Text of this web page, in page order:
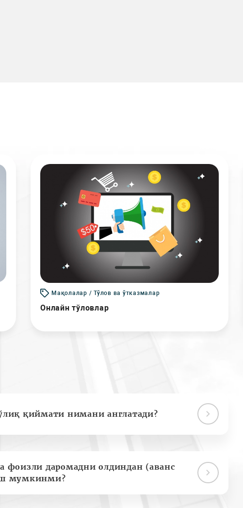
Мақолалар / Тўлов ва ўтказмалар
Онлайн тўловлар
қиймати нимани англатади?
фоизли даромадни олдиндан (аванс
мумкинми?